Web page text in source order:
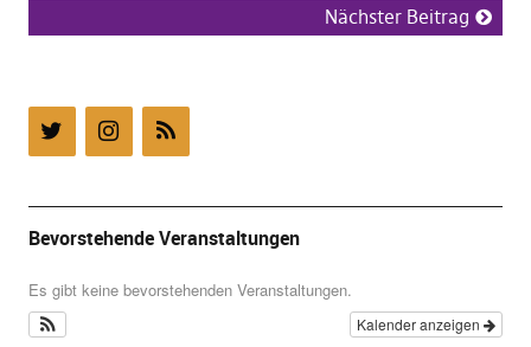
Nächster Beitrag
Bevorstehende Veranstaltungen
Es gibt keine bevorstehenden Veranstaltungen.
Kalender anzeigen